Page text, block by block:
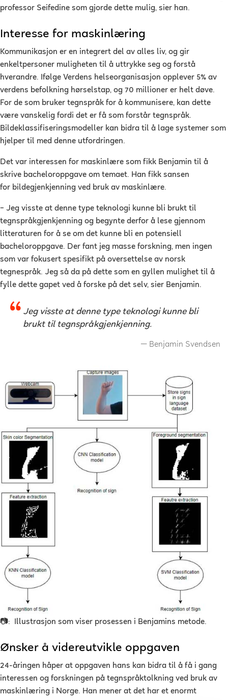
professor Seifedine som gjorde dette mulig, sier han.
Interesse for maskinlæring
Kommunikasjon er en integrert del av alles liv, og gir
enkeltpersoner muligheten til å uttrykke seg og forstå
hverandre. Ifølge Verdens helseorganisasjon opplever 5% av
verdens befolkning hørselstap, og 70 millioner er helt døve.
For de som bruker tegnspråk for å kommunisere, kan dette
være vanskelig fordi det er få som forstår tegnspråk.
Bildeklassifiseringsmodeller kan bidra til å lage systemer som
hjelper til med denne utfordringen.
Det var interessen for maskinlære som fikk Benjamin til å
skrive bacheloroppgave om temaet. Han fikk sansen
for bildegjenkjenning ved bruk av maskinlære.
– Jeg visste at denne type teknologi kunne bli brukt til
tegnspråkgjenkjenning og begynte derfor å lese gjennom
litteraturen for å se om det kunne bli en potensiell
bacheloroppgave. Der fant jeg masse forskning, men ingen
som var fokusert spesifikt på oversettelse av norsk
tegnespråk. Jeg så da på dette som en gyllen mulighet til å
fylle dette gapet ved å forske på det selv, sier Benjamin.
Jeg visste at denne type teknologi kunne bli
brukt til tegnspråkgjenkjenning.
Benjamin Svendsen
📷: Illustrasjon som viser prosessen i Benjamins metode.
Ønsker å videreutvikle oppgaven
24-åringen håper at oppgaven hans kan bidra til å få i gang
interessen og forskningen på tegnspråktolkning ved bruk av
maskinlæring i Norge. Han mener at det har et enormt